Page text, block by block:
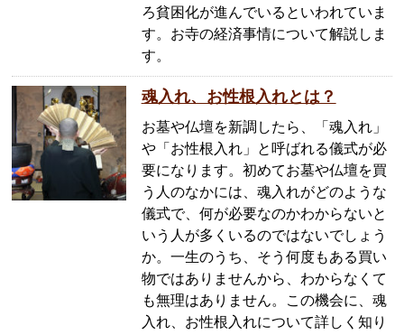
ろ貧困化が進んでいるといわれていま
す。お寺の経済事情について解説しま
す。
魂入れ、お性根入れとは？
お墓や仏壇を新調したら、「魂入れ」
や「お性根入れ」と呼ばれる儀式が必
要になります。初めてお墓や仏壇を買
う人のなかには、魂入れがどのような
儀式で、何が必要なのかわからないと
いう人が多くいるのではないでしょう
か。一生のうち、そう何度もある買い
物ではありませんから、わからなくて
も無理はありません。この機会に、魂
入れ、お性根入れについて詳しく知り